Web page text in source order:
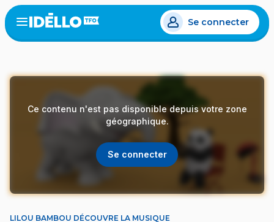
Aller
au
contenu
Open
menu
Se connecter
Ce contenu n'est pas disponible depuis votre zone
géographique.
Se connecter
LILOU BAMBOU DÉCOUVRE LA MUSIQUE